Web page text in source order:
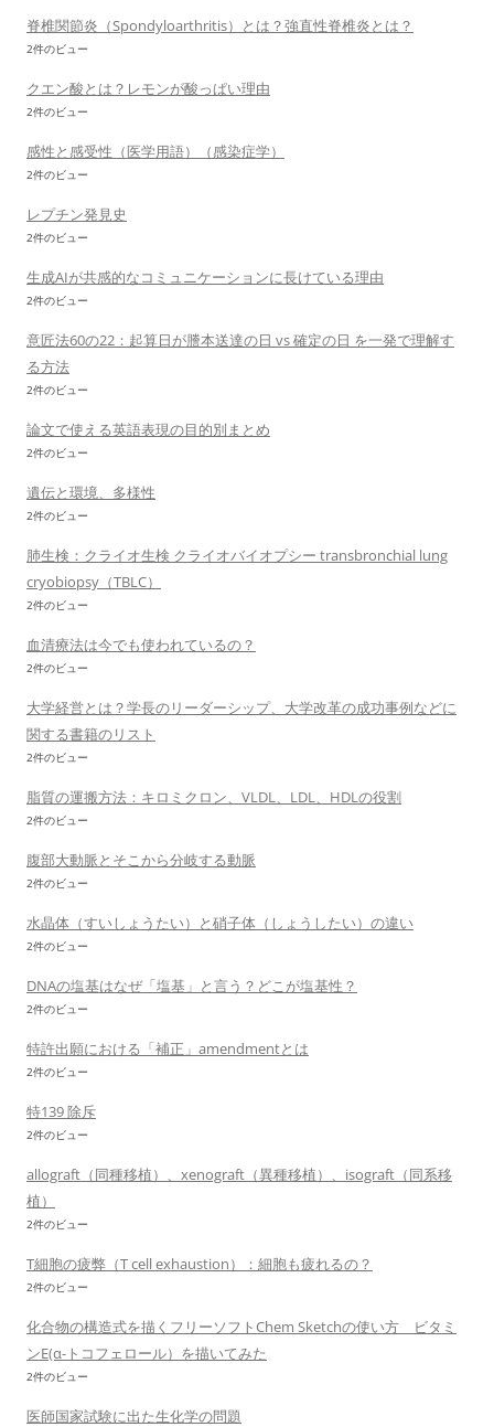
脊椎関節炎（Spondyloarthritis）とは？強直性脊椎炎とは？
2件のビュー
クエン酸とは？レモンが酸っぱい理由
2件のビュー
感性と感受性（医学用語）（感染症学）
2件のビュー
レプチン発見史
2件のビュー
生成AIが共感的なコミュニケーションに長けている理由
2件のビュー
意匠法60の22：起算日が謄本送達の日 vs 確定の日 を一発で理解す
る方法
2件のビュー
論文で使える英語表現の目的別まとめ
2件のビュー
遺伝と環境、多様性
2件のビュー
肺生検：クライオ生検 クライオバイオプシー transbronchial lung
cryobiopsy（TBLC）
2件のビュー
血清療法は今でも使われているの？
2件のビュー
大学経営とは？学長のリーダーシップ、大学改革の成功事例などに
関する書籍のリスト
2件のビュー
脂質の運搬方法：キロミクロン、VLDL、LDL、HDLの役割
2件のビュー
腹部大動脈とそこから分岐する動脈
2件のビュー
水晶体（すいしょうたい）と硝子体（しょうしたい）の違い
2件のビュー
DNAの塩基はなぜ「塩基」と言う？どこが塩基性？
2件のビュー
特許出願における「補正」amendmentとは
2件のビュー
特139 除斥
2件のビュー
allograft（同種移植）、xenograft（異種移植）、isograft（同系移
植）
2件のビュー
T細胞の疲弊（T cell exhaustion）：細胞も疲れるの？
2件のビュー
化合物の構造式を描くフリーソフトChem Sketchの使い方 ビタミ
ンE(α-トコフェロール）を描いてみた
2件のビュー
医師国家試験に出た生化学の問題